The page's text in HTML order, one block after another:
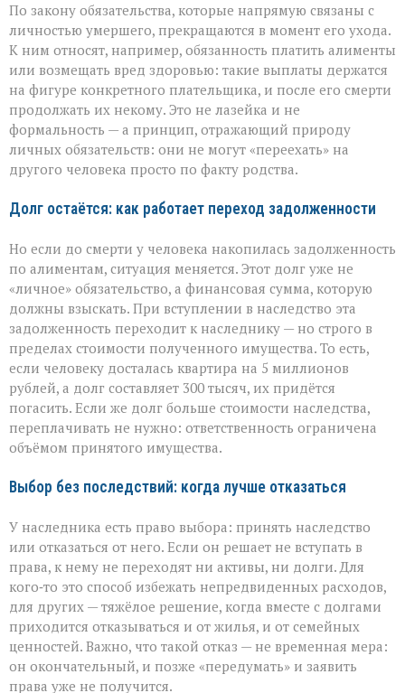
По закону обязательства, которые напрямую связаны с
личностью умершего, прекращаются в момент его ухода.
К ним относят, например, обязанность платить алименты
или возмещать вред здоровью: такие выплаты держатся
на фигуре конкретного плательщика, и после его смерти
продолжать их некому. Это не лазейка и не
формальность — а принцип, отражающий природу
личных обязательств: они не могут «переехать» на
другого человека просто по факту родства.
Долг остаётся: как работает переход задолженности
Но если до смерти у человека накопилась задолженность
по алиментам, ситуация меняется. Этот долг уже не
«личное» обязательство, а финансовая сумма, которую
должны взыскать. При вступлении в наследство эта
задолженность переходит к наследнику — но строго в
пределах стоимости полученного имущества. То есть,
если человеку досталась квартира на 5 миллионов
рублей, а долг составляет 300 тысяч, их придётся
погасить. Если же долг больше стоимости наследства,
переплачивать не нужно: ответственность ограничена
объёмом принятого имущества.
Выбор без последствий: когда лучше отказаться
У наследника есть право выбора: принять наследство
или отказаться от него. Если он решает не вступать в
права, к нему не переходят ни активы, ни долги. Для
кого‑то это способ избежать непредвиденных расходов,
для других — тяжёлое решение, когда вместе с долгами
приходится отказываться и от жилья, и от семейных
ценностей. Важно, что такой отказ — не временная мера:
он окончательный, и позже «передумать» и заявить
права уже не получится.